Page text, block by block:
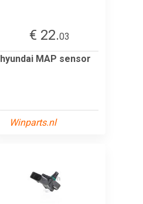
€ 22.03
hyundai MAP sensor
Winparts.nl